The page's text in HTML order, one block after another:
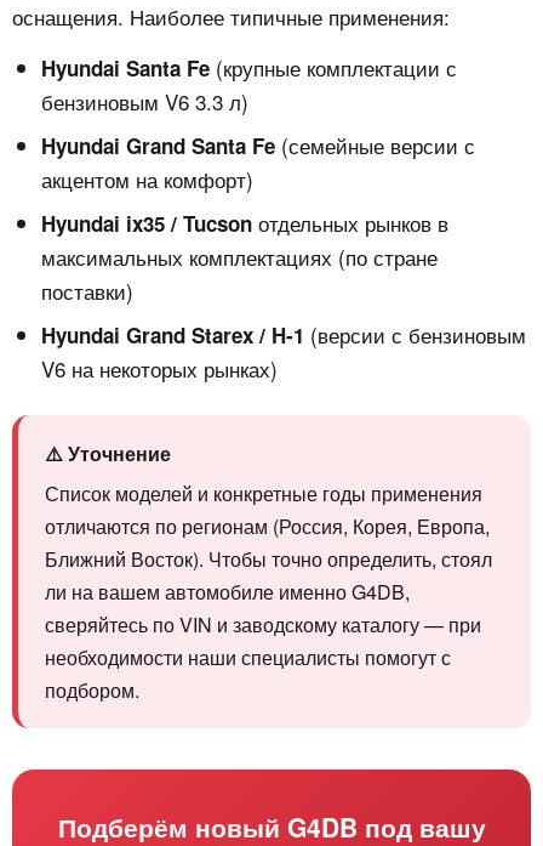
оснащения. Наиболее типичные применения:
Hyundai Santa Fe (крупные комплектации с
бензиновым V6 3.3 л)
Hyundai Grand Santa Fe (семейные версии с
акцентом на комфорт)
Hyundai ix35 / Tucson отдельных рынков в
максимальных комплектациях (по стране
поставки)
Hyundai Grand Starex / H‑1 (версии с бензиновым
V6 на некоторых рынках)
⚠️ Уточнение
Список моделей и конкретные годы применения
отличаются по регионам (Россия, Корея, Европа,
Ближний Восток). Чтобы точно определить, стоял
ли на вашем автомобиле именно G4DB,
сверяйтесь по VIN и заводскому каталогу — при
необходимости наши специалисты помогут с
подбором.
Подберём новый G4DB под вашу